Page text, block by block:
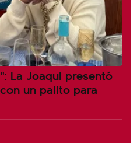
La Joaqui presentó
un palito para